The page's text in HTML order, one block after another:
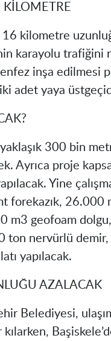
KİLOMETRE
kilometre
karayolu trafiğini
inşa edilmesi
adet yaya
300 bin
Ayrıca proje
Yine
forekazık, 26.000
m3 geofoam
ton nervürlü
yapılacak.
AZALACAK
Belediyesi,
kılarken,